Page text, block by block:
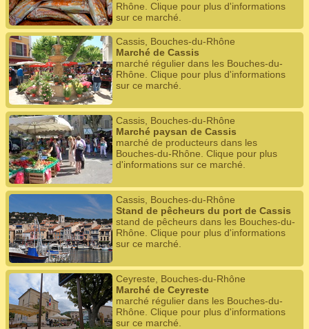
Rhône. Clique pour plus d'informations
sur ce marché.
Cassis, Bouches-du-Rhône
Marché de Cassis
marché régulier dans les Bouches-du-
Rhône. Clique pour plus d'informations
sur ce marché.
Cassis, Bouches-du-Rhône
Marché paysan de Cassis
marché de producteurs dans les
Bouches-du-Rhône. Clique pour plus
d'informations sur ce marché.
Cassis, Bouches-du-Rhône
Stand de pêcheurs du port de Cassis
stand de pêcheurs dans les Bouches-du-
Rhône. Clique pour plus d'informations
sur ce marché.
Ceyreste, Bouches-du-Rhône
Marché de Ceyreste
marché régulier dans les Bouches-du-
Rhône. Clique pour plus d'informations
sur ce marché.